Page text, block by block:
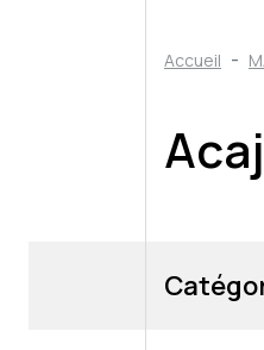
Accueil